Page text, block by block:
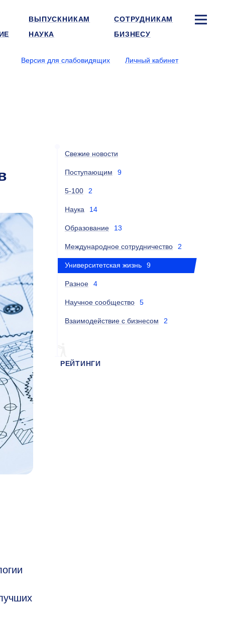
ВЫПУСКНИКАМ
СОТРУДНИКАМ
НАУКА БИЗНЕСУ
Версия для слабовидящих Личный кабинет
Свежие новости
Поступающим 9
5-100 2
Наука 14
Образование 13
Международное сотрудничество 2
Университетская жизнь 9
Разное 4
Научное сообщество 5
Взаимодействие с бизнесом 2
РЕЙТИНГИ